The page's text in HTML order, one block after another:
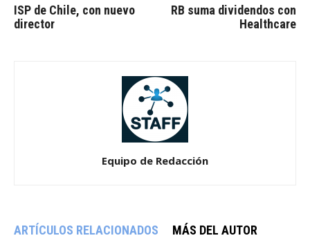
ISP de Chile, con nuevo
director
RB suma dividendos con
Healthcare
Equipo de Redacción
ARTÍCULOS RELACIONADOS MÁS DEL AUTOR